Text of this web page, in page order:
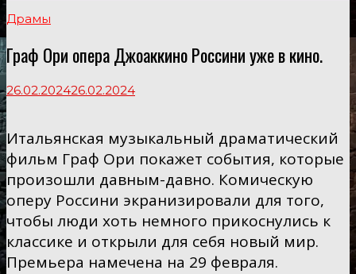
Драмы
Граф Ори опера Джоаккино Россини уже в кино.
26.02.202426.02.2024
Итальянская музыкальный драматический
фильм Граф Ори покажет события, которые
произошли давным-давно. Комическую
оперу Россини экранизировали для того,
чтобы люди хоть немного прикоснулись к
классике и открыли для себя новый мир.
Премьера намечена на 29 февраля.